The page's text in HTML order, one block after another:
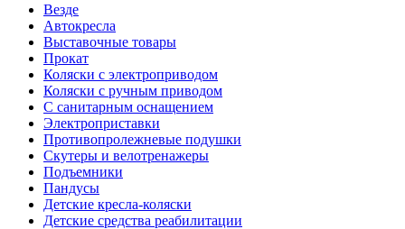
Везде
Автокресла
Выставочные товары
Прокат
Коляски с электроприводом
Коляски с ручным приводом
С санитарным оснащением
Электроприставки
Противопролежневые подушки
Скутеры и велотренажеры
Подъемники
Пандусы
Детские кресла-коляски
Детские средства реабилитации